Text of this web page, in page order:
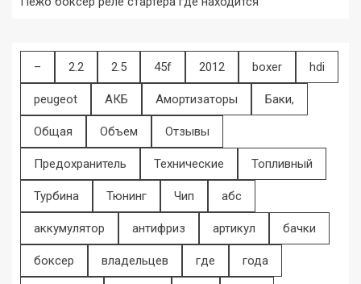
– 2.2 2.5 45f 2012 boxer hdi
peugeot АКБ Амортизаторы Баки,
Общая Объем Отзывы
Предохранитель Технические Топливный
Турбина Тюнинг Чип абс
аккумулятор антифриз артикул бачки
боксер владельцев где года